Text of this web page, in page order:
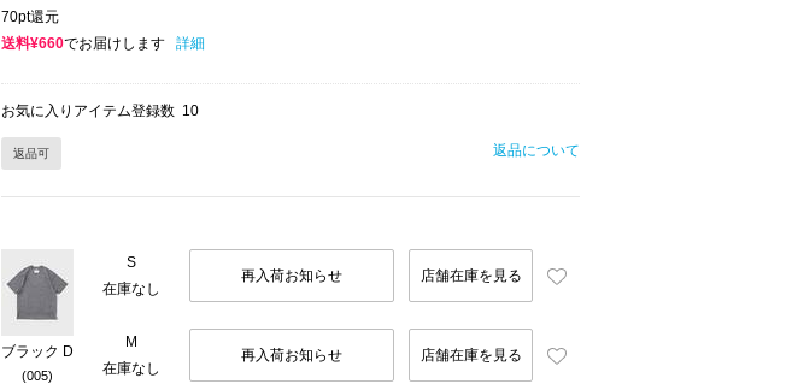
70pt還元
送料¥660でお届けします 詳細
お気に入りアイテム登録数 10
返品可 返品について
ブラック D
(005)
S
在庫なし
再入荷お知らせ 店舗在庫を見る
M
在庫なし
再入荷お知らせ 店舗在庫を見る